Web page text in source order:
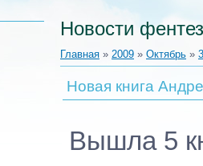
Новости
Главная » 2009 » Октябрь »
Новая книга
Вышла 5